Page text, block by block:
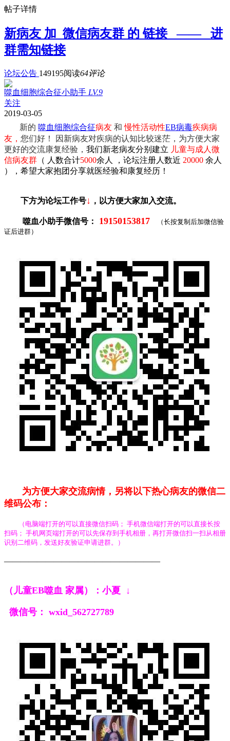
帖子详情
新病友 加 微信病友群 的 链接 —— 进
群需知链接
论坛公告 149195阅读64评论
噬血细胞综合征小助手 LV.9
关注
2019-03-05
新的 噬血细胞综合征病友 和慢性活动性EB病毒疾病病
友， 您们好！ 因新病友对疾病的认知比较迷茫，为方便大家
更好的交流康复经验， 我们新老病友分别建立 儿童与成人微
信病友群 （ 人数合计5000余人 ，论坛注册人数近 20000 余人
），希望大家抱团分享就医经验和康复经历！
下方为论坛工作号↓ ，以方便大家加入交流。
噬血小助手微信号： 19150153817
（长按复制后加微信验
证后进群）
为方便大家交流病情，另将以下热心病友的微信二
维码公布：
（电脑端打开的可以直接微信扫码； 手机微信端打开的可以直接长按
扫码； 手机网页端打开的可以先保存到手机相册，再打开微信扫一扫从相册
识别二维码，发送好友验证申请进群。）
———————————————————
（儿童EB噬血 家属）：小夏 ↓
微信号： wxid_562727789